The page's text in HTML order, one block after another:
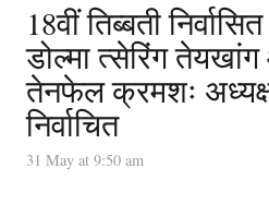
18वीं तिब्बती
डोल्मा त्सेरिंग
तेनफेल क्रमशः
निर्वाचित
31 May at 9:50 am